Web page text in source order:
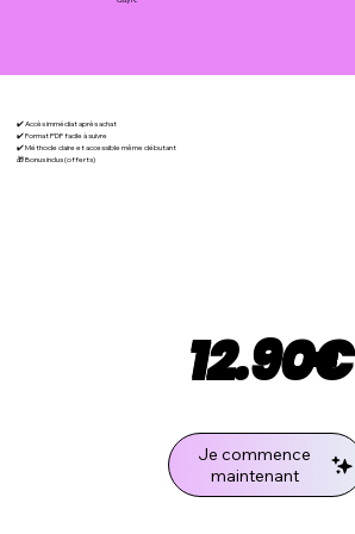
✔️ Accès immédiat après achat
✔️ Format PDF facile à suivre
✔️ Méthode claire et accessible même débutant
🎁 Bonus inclus (offerts)
12.90€
Je commence
maintenant